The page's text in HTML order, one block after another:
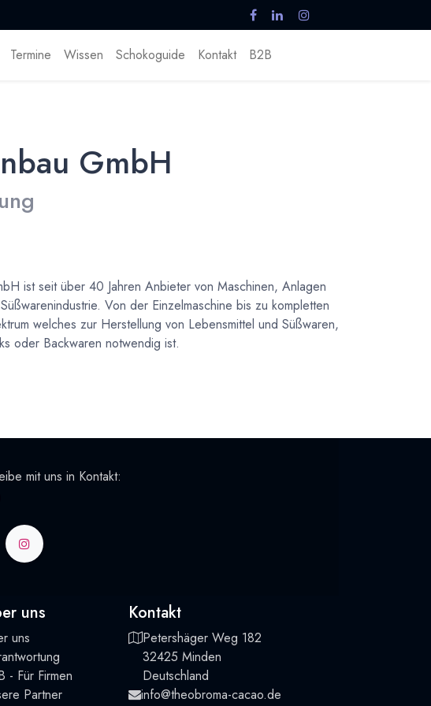
Termine Wissen Schokoguide Kontakt B2B
GmbH
ist seit über 40 Jahren Anbieter von Maschinen, Anlagen
Von der Einzelmaschine bis zu kompletten
welches zur Herstellung von Lebensmittel und Süßwaren,
oder Backwaren notwendig ist.
mit uns in Kontakt:
uns
uns
- Für Firmen
Partner
Kontakt
Petershäger Weg 182
32425 Minden
Deutschland
info@theobroma-cacao.de